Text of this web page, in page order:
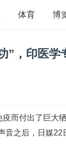
体育 博
”，印医
而付出了巨大
音之后，日媒